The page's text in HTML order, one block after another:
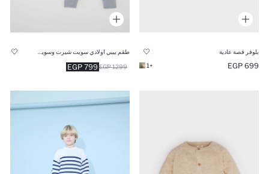
بلوفر قصة عادية
699 EGP
+1
799 EGP 1299 EGP